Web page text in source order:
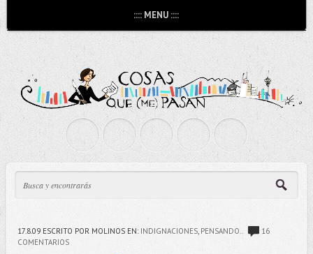
:::: MENU ::::
17.8.09ESCRITO POR MOLINOS EN: INDIGNACIONES, PENSANDO..
16
COMENTARIOS